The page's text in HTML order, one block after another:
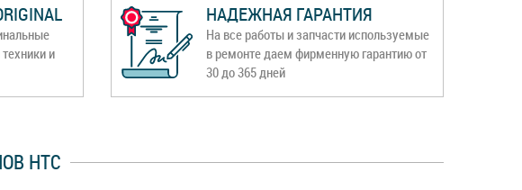
и
НАДЕЖНАЯ ГАРАНТИЯ
На все работы и запчасти используемые
в ремонте даем фирменную гарантию от
30 до 365 дней
HTC